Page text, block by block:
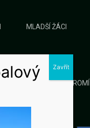
MLADŠÍ ŽÁCI
OCHRANA SOUKROMÍ